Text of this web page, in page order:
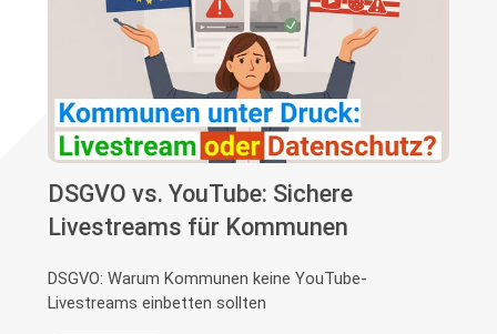
DSGVO vs. YouTube: Sichere
Livestreams für Kommunen
DSGVO: Warum Kommunen keine YouTube-
Livestreams einbetten sollten